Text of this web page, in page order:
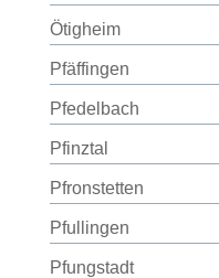
Ötigheim
Pfäffingen
Pfedelbach
Pfinztal
Pfronstetten
Pfullingen
Pfungstadt